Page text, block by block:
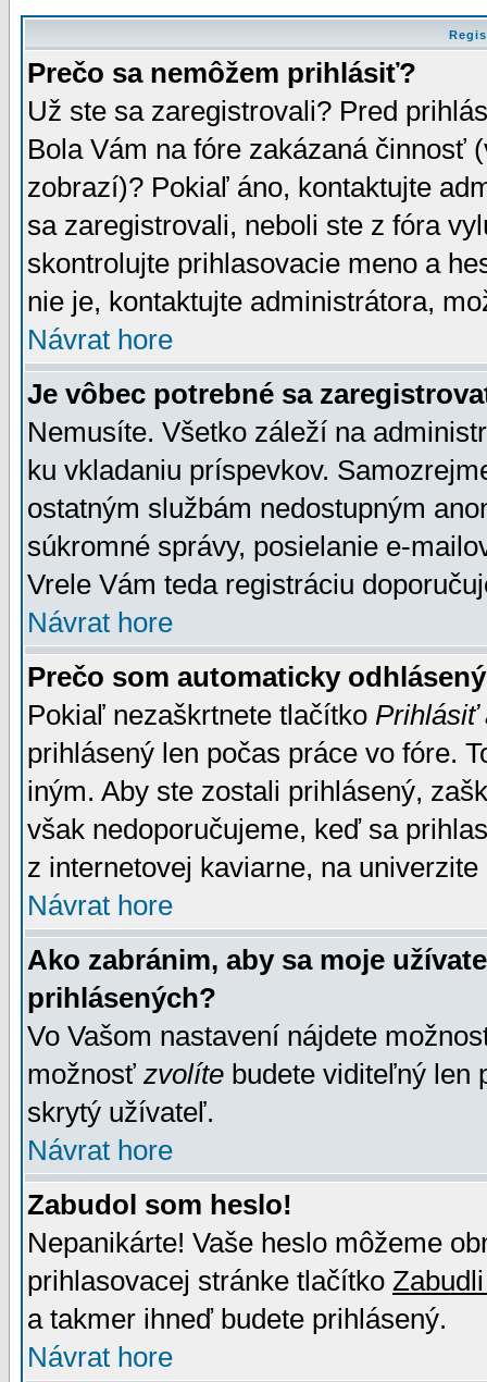
Prečo sa nemôžem prihlásiť?
Už ste sa zaregistrovali? Pred
Bola Vám na fóre zakázaná činnosť
zobrazí)? Pokiaľ áno, kontaktujte
sa zaregistrovali, neboli ste z fóra
skontrolujte prihlasovacie meno a
nie je, kontaktujte administrátora,
Návrat hore
Je vôbec potrebné sa
Nemusíte. Všetko záleží na
ku vkladaniu príspevkov.
ostatným službám nedostupným
súkromné správy, posielanie e-
Vrele Vám teda registráciu
Návrat hore
Prečo som automaticky
Pokiaľ nezaškrtnete tlačítko Prihlásiť
prihlásený len počas práce vo fóre.
iným. Aby ste zostali prihlásený,
však nedoporučujeme, keď sa
z internetovej kaviarne, na univerzite
Návrat hore
Ako zabránim, aby sa moje
prihlásených?
Vo Vašom nastavení nájdete
možnosť zvolíte budete viditeľný len
skrytý užívateľ.
Návrat hore
Zabudol som heslo!
Nepanikárte! Vaše heslo môžeme
prihlasovacej stránke tlačítko
a takmer ihneď budete prihlásený.
Návrat hore